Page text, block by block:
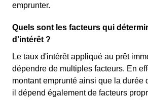
emprunter.
Quels sont les facteurs qui
d'intérêt ?
Le taux d'intérêt appliqué au prêt
dépendre de multiples facteurs. En
montant emprunté ainsi que la durée
il dépend également de facteurs